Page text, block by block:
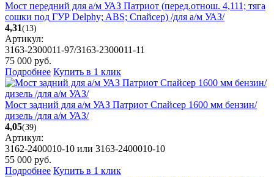
Мост передний для а/м УАЗ Патриот (перед.отнош. 4,111; тяга
сошки под ГУР Delphy; ABS; Спайсер) /для а/м УАЗ/
4,31(13)
Артикул:
3163-2300011-97/3163-2300011-11
75 000 руб.
Подробнее Купить в 1 клик
Мост задний для а/м УАЗ Патриот Спайсер 1600 мм бензин/
дизель /для а/м УАЗ/
4,05(39)
Артикул:
3162-2400010-10 или 3163-2400010-10
55 000 руб.
Подробнее Купить в 1 клик